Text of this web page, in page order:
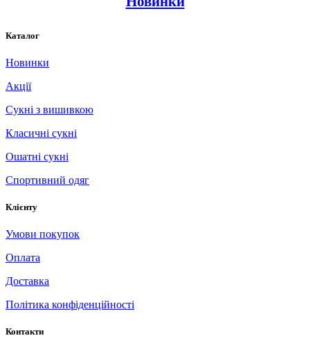
Каталог
Новинки
Акції
Сукні з вишивкою
Класичні сукні
Ошатні сукні
Спортивний одяг
Клієнту
Умови покупок
Оплата
Доставка
Політика конфіденційності
Контакти